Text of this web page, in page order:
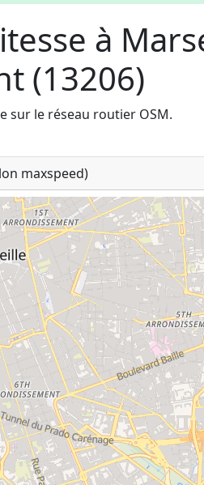
à
(13206)
sur le réseau routier OSM.
maxspeed)